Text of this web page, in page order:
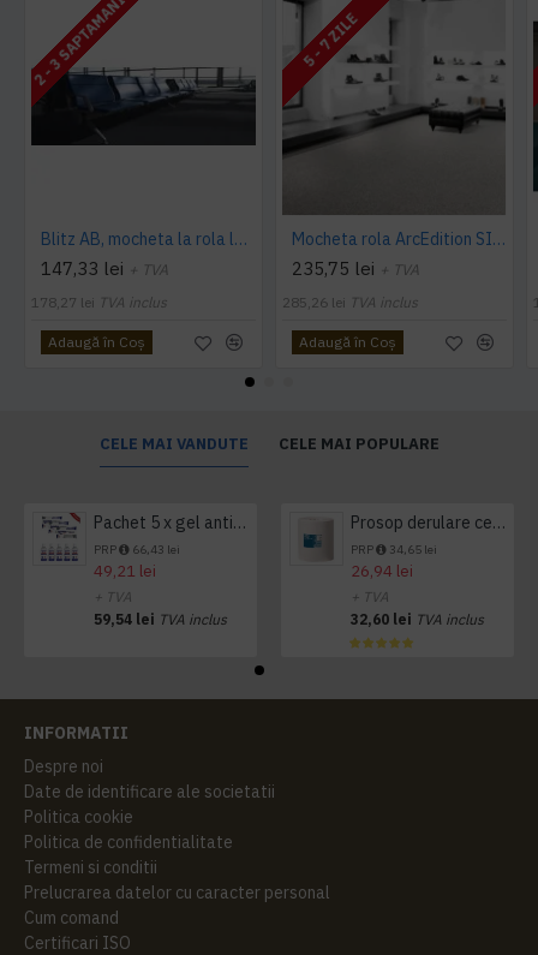
2 - 3 SAPTAMANI
Blitz AB, mocheta la rola latime 4 m, Balta Industries
147,33 lei + TVA
178,27 lei TVA inclus
Adaugă în Coş
5 - 7 ZILE
Mocheta rola ArcEdition SIRIOUS AB
235,75 lei + TVA
285,26 lei TVA inclus
Adaugă în Coş
CELE MAI VANDUTE CELE MAI POPULARE
Pachet 5 x gel antibacterian 50ml si 3 x Servetele antibacteriene 48 buc Hygienium
PRP 66,43 lei
49,21 lei
+ TVA
59,54 lei TVA inclus
Prosop derulare centrala 1 pliu, 300 m Tork
PRP 34,65 lei
26,94 lei
+ TVA
32,60 lei TVA inclus
INFORMATII
Despre noi
Date de identificare ale societatii
Politica cookie
Politica de confidentialitate
Termeni si conditii
Prelucrarea datelor cu caracter personal
Cum comand
Certificari ISO